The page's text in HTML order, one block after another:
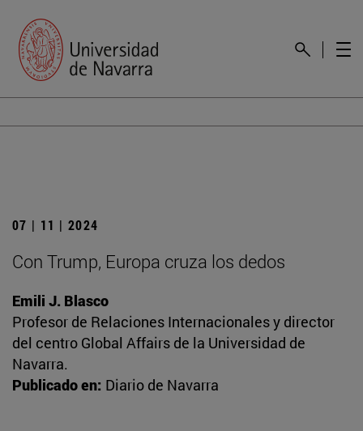
07 | 11 | 2024
Con Trump, Europa cruza los dedos
Emili J. Blasco
Profesor de Relaciones Internacionales y director
del centro Global Affairs de la Universidad de
Navarra.
Publicado en: Diario de Navarra